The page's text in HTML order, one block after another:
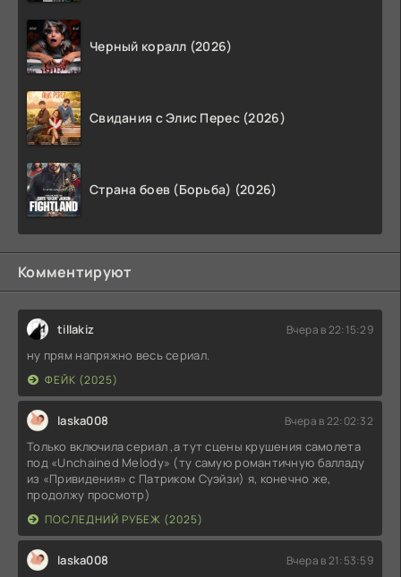
Черный коралл (2026)
Свидания с Элис Перес (2026)
Страна боев (Борьба) (2026)
Комментируют
tillakiz Вчера в 22:15:29
ну прям напряжно весь сериал.
ФЕЙК (2025)
laska008 Вчера в 22:02:32
Только включила сериал ,а тут сцены крушения самолета
под «Unchained Melody» (ту самую романтичную балладу
из «Привидения» с Патриком Суэйзи) я, конечно же,
продолжу просмотр)
ПОСЛЕДНИЙ РУБЕЖ (2025)
laska008 Вчера в 21:53:59